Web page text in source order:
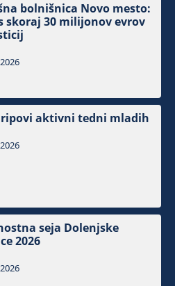
bolnišnica Novo mesto:
skoraj 30 milijonov evrov
aktivni tedni mladih
seja Dolenjske
2026